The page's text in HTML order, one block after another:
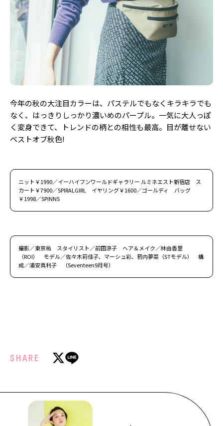
今年の秋の大注目カラーは、パステルでもなくキラキラでも
なく、はっきりしっかり濃いめのパープル。一気に大人っぽ
く変身できて、トレンドの柄との相性も最高。目が離せない
ベストオブ秋色!
ニット￥1990／イーハイフンワールドギャラリー ルミネエスト新宿店 ス
カート￥7900／SPIRALGIRL イヤリング￥1600／ゴールディ バッグ
￥1998／SPINNS
撮影／東京祐 スタイリスト／前田涼子 ヘア＆メイク／林由香里
（ROI） モデル／佐々木莉佳子、マーシュ彩、箭内夢菜（STモデル） 構
成／浦安真利子 （Seventeen9月号）
SHARE